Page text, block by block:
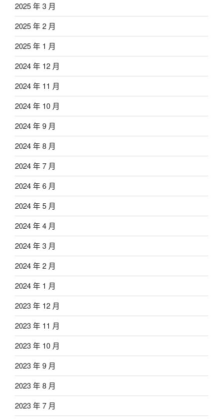
2025 年 3 月
2025 年 2 月
2025 年 1 月
2024 年 12 月
2024 年 11 月
2024 年 10 月
2024 年 9 月
2024 年 8 月
2024 年 7 月
2024 年 6 月
2024 年 5 月
2024 年 4 月
2024 年 3 月
2024 年 2 月
2024 年 1 月
2023 年 12 月
2023 年 11 月
2023 年 10 月
2023 年 9 月
2023 年 8 月
2023 年 7 月